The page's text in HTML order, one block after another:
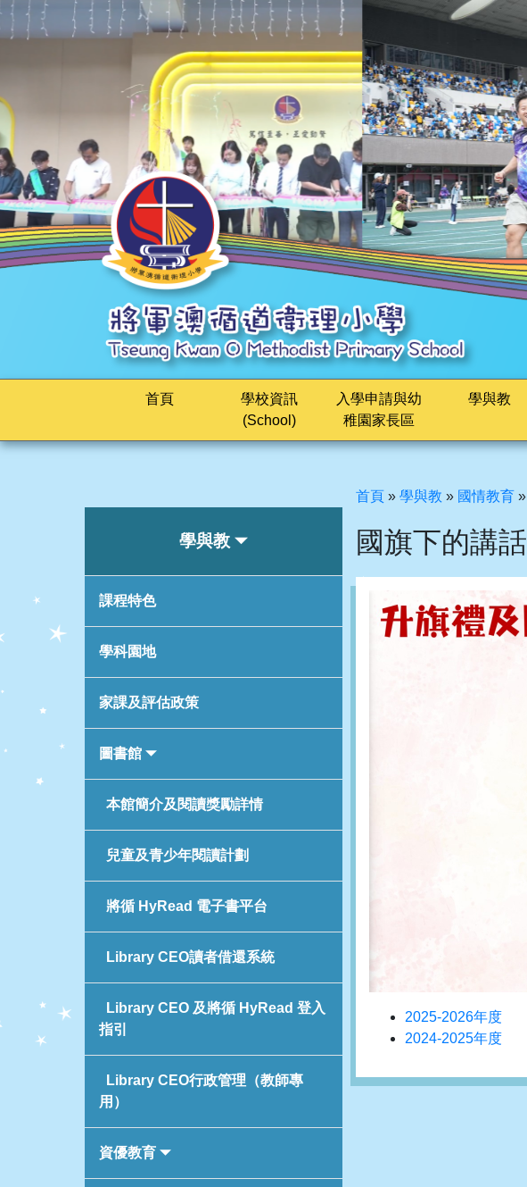
首頁
學校資訊
(School)
入學申請與幼
稚園家長區
學與教
學與教
課程特色
學科園地
家課及評估政策
圖書館
本館簡介及閱讀獎勵詳情
兒童及青少年閱讀計劃
將循 HyRead 電子書平台
Library CEO讀者借還系統
Library CEO 及將循 HyRead 登入
指引
Library CEO行政管理（教師專
用）
資優教育
首頁» 學與教 » 國情教育»
國旗下的講話
2025-2026年度
2024-2025年度